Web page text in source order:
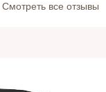
Cмотреть все отзывы